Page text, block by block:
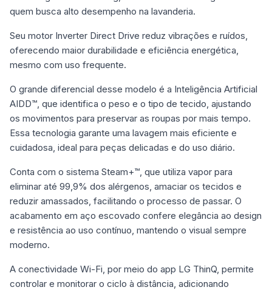
quem busca alto desempenho na lavanderia.
Seu motor Inverter Direct Drive reduz vibrações e ruídos,
oferecendo maior durabilidade e eficiência energética,
mesmo com uso frequente.
O grande diferencial desse modelo é a Inteligência Artificial
AIDD™, que identifica o peso e o tipo de tecido, ajustando
os movimentos para preservar as roupas por mais tempo.
Essa tecnologia garante uma lavagem mais eficiente e
cuidadosa, ideal para peças delicadas e do uso diário.
Conta com o sistema Steam+™, que utiliza vapor para
eliminar até 99,9% dos alérgenos, amaciar os tecidos e
reduzir amassados, facilitando o processo de passar. O
acabamento em aço escovado confere elegância ao design
e resistência ao uso contínuo, mantendo o visual sempre
moderno.
A conectividade Wi-Fi, por meio do app LG ThinQ, permite
controlar e monitorar o ciclo à distância, adicionando